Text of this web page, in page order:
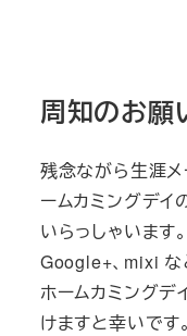
周知のお願
残念ながら生涯メ
ームカミングデ
いらっしゃいます
Google+、mixi な
ホームカミング
けますと幸いです。